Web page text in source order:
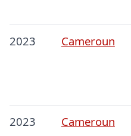
2023 Cameroun
2023 Cameroun